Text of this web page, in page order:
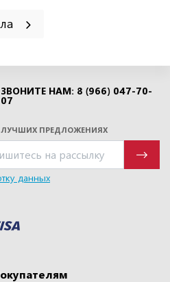
ЗВОНИТЕ НАМ: 8 (966) 047-70-
07
ПРЕДЛОЖЕНИЯХ
данных